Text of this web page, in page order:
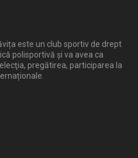
este un club sportiv de drept
polisportivă și va avea ca
pregătirea, participarea la